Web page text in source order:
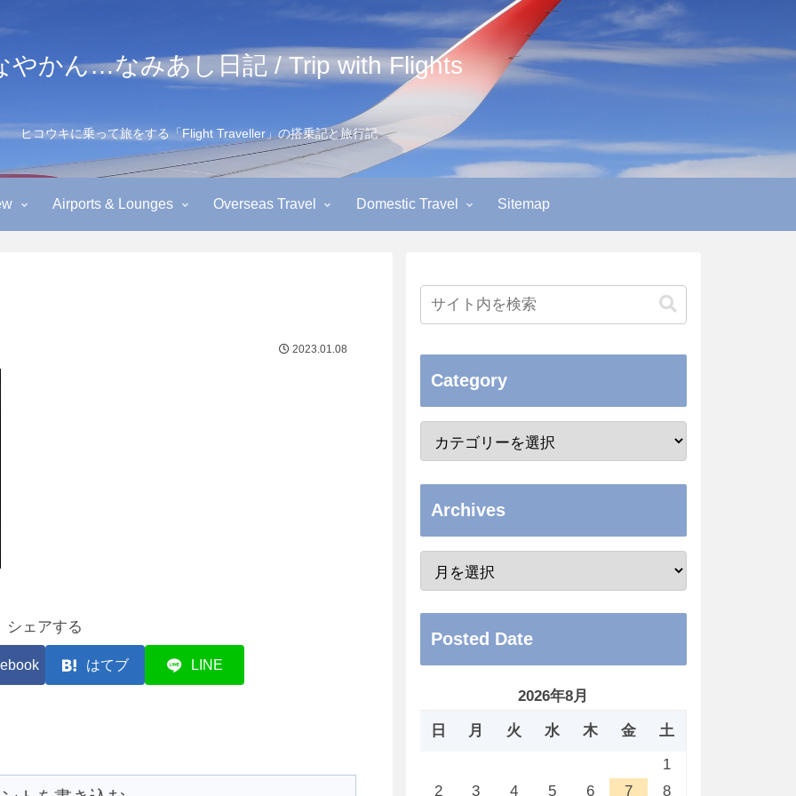
やかん…なみあし日記 / Trip with Flights
ヒコウキに乗って旅をする「Flight Traveller」の搭乗記と旅行記
Airports & Lounges Overseas Travel Domestic Travel Sitemap
2023.01.08
シェアする
はてブ LINE
Category
Archives
Posted Date
2026年8月
日 月 火 水 木 金
土
1
2
3 4 5 6 7
8